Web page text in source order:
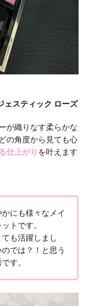
ェスティック ローズ
が織りなす柔らかな
の角度から見ても心
仕上がり を叶えます
にも様々なメイ
トです。
も活躍しまし
では？！と思う
す。